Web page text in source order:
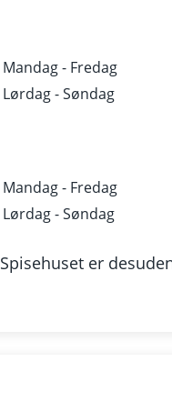
Mandag - Fredag
Lørdag - Søndag
Mandag - Fredag
Lørdag - Søndag
Spisehuset er